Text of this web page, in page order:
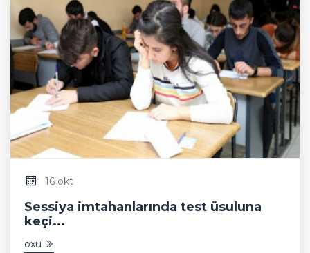
16 okt
Sessiya imtahanlarında test üsuluna
keçi...
oxu